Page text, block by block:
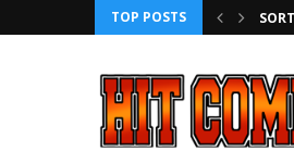
TOP POSTS
AVEC ROLLBACK...